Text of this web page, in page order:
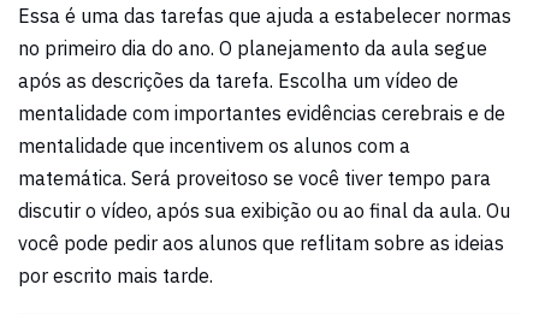
Essa é uma das tarefas que ajuda a estabelecer normas
no primeiro dia do ano. O planejamento da aula segue
após as descrições da tarefa. Escolha um vídeo de
mentalidade com importantes evidências cerebrais e de
mentalidade que incentivem os alunos com a
matemática. Será proveitoso se você tiver tempo para
discutir o vídeo, após sua exibição ou ao final da aula. Ou
você pode pedir aos alunos que reflitam sobre as ideias
por escrito mais tarde.